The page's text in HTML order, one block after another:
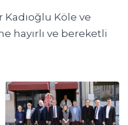
Köle ve
hayırlı ve bereketli